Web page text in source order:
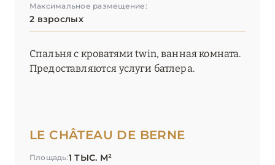
Максимальное размещение:
2 взрослых
Спальня с кроватями twin, ванная комната.
Предоставляются услуги батлера.
LE CHÂTEAU DE BERNE
Площадь:1 ТЫС. М²